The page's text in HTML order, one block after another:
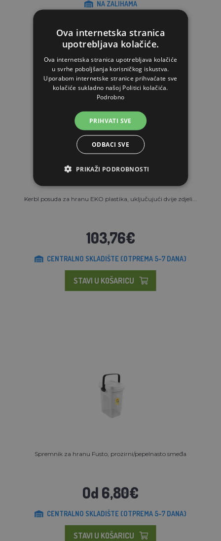
NA ZALIHAMA
Kerbl posuda za hranu EKO plastika, uključujući dvije zdjeli...
103,76€
CENTRALNO SKLADIŠTE (OTPREMA 5-7 DANA)
STAVI U KOŠARICU
Spremnik za hranu Fusto, prozirni/pepelnasto smeđa
Od 6,80€
CENTRALNO SKLADIŠTE (OTPREMA 5-7 DANA)
STAVI U KOŠARICU
Ova internetska stranica
upotrebljava kolačiće.
Ova internetska stranica upotrebljava kolačiće
u svrhe poboljšanja korisničkog iskustva.
Uporabom internetske stranice prihvaćate sve
kolačiće sukladno našoj Politici kolačića.
Podrobno
PRIHVATI SVE
ODBACI SVE
PRIKAŽI PODROBNOSTI